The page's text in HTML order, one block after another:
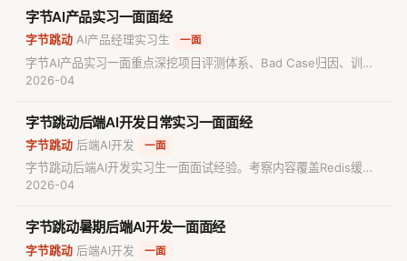
等技术要点，并附带手撕算法题，助你深度复习。
字节AI产品实习一面面经
字节跳动 AI产品经理实习生 一面
字节AI产品实习一面重点深挖项目评测体系、Bad Case归因、训练
数据质量与模型微调，并追问RAG、多智能体和OpenClaw等方向。
2026-04
字节跳动后端AI开发日常实习一面面经
字节跳动 后端AI开发 一面
字节跳动后端AI开发实习生一面面试经验。考察内容覆盖Redis缓存
一致性与穿透防护、RPC协议设计、HTTP版本演进与队头阻塞、
数组实现栈的算法题。
2026-04
字节跳动暑期后端AI开发一面面经
字节跳动 后端AI开发 一面